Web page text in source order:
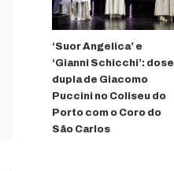
‘Suor Angelica’ e
‘Gianni Schicchi’: dose
dupla de Giacomo
Puccini no Coliseu do
Porto com o Coro do
São Carlos